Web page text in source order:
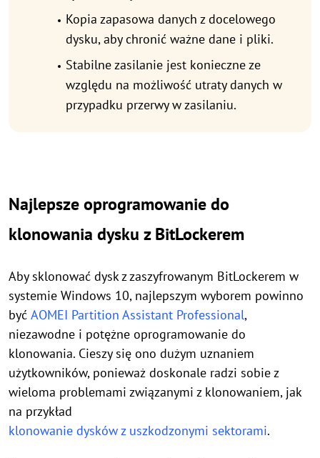
Kopia zapasowa danych z docelowego
dysku, aby chronić ważne dane i pliki.
Stabilne zasilanie jest konieczne ze
względu na możliwość utraty danych w
przypadku przerwy w zasilaniu.
Najlepsze oprogramowanie do
klonowania dysku z BitLockerem
Aby sklonować dysk z zaszyfrowanym BitLockerem w
systemie Windows 10, najlepszym wyborem powinno
być AOMEI Partition Assistant Professional,
niezawodne i potężne oprogramowanie do
klonowania. Cieszy się ono dużym uznaniem
użytkowników, ponieważ doskonale radzi sobie z
wieloma problemami związanymi z klonowaniem, jak
na przykład
klonowanie dysków z uszkodzonymi sektorami.